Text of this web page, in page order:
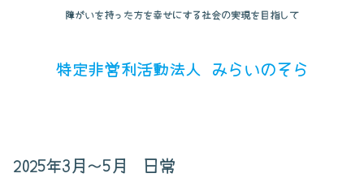
障がいを持った方を幸せにする社会の実現を目指して
特定非営利活動法人 みらいのそら
2025年3月～5月 日常